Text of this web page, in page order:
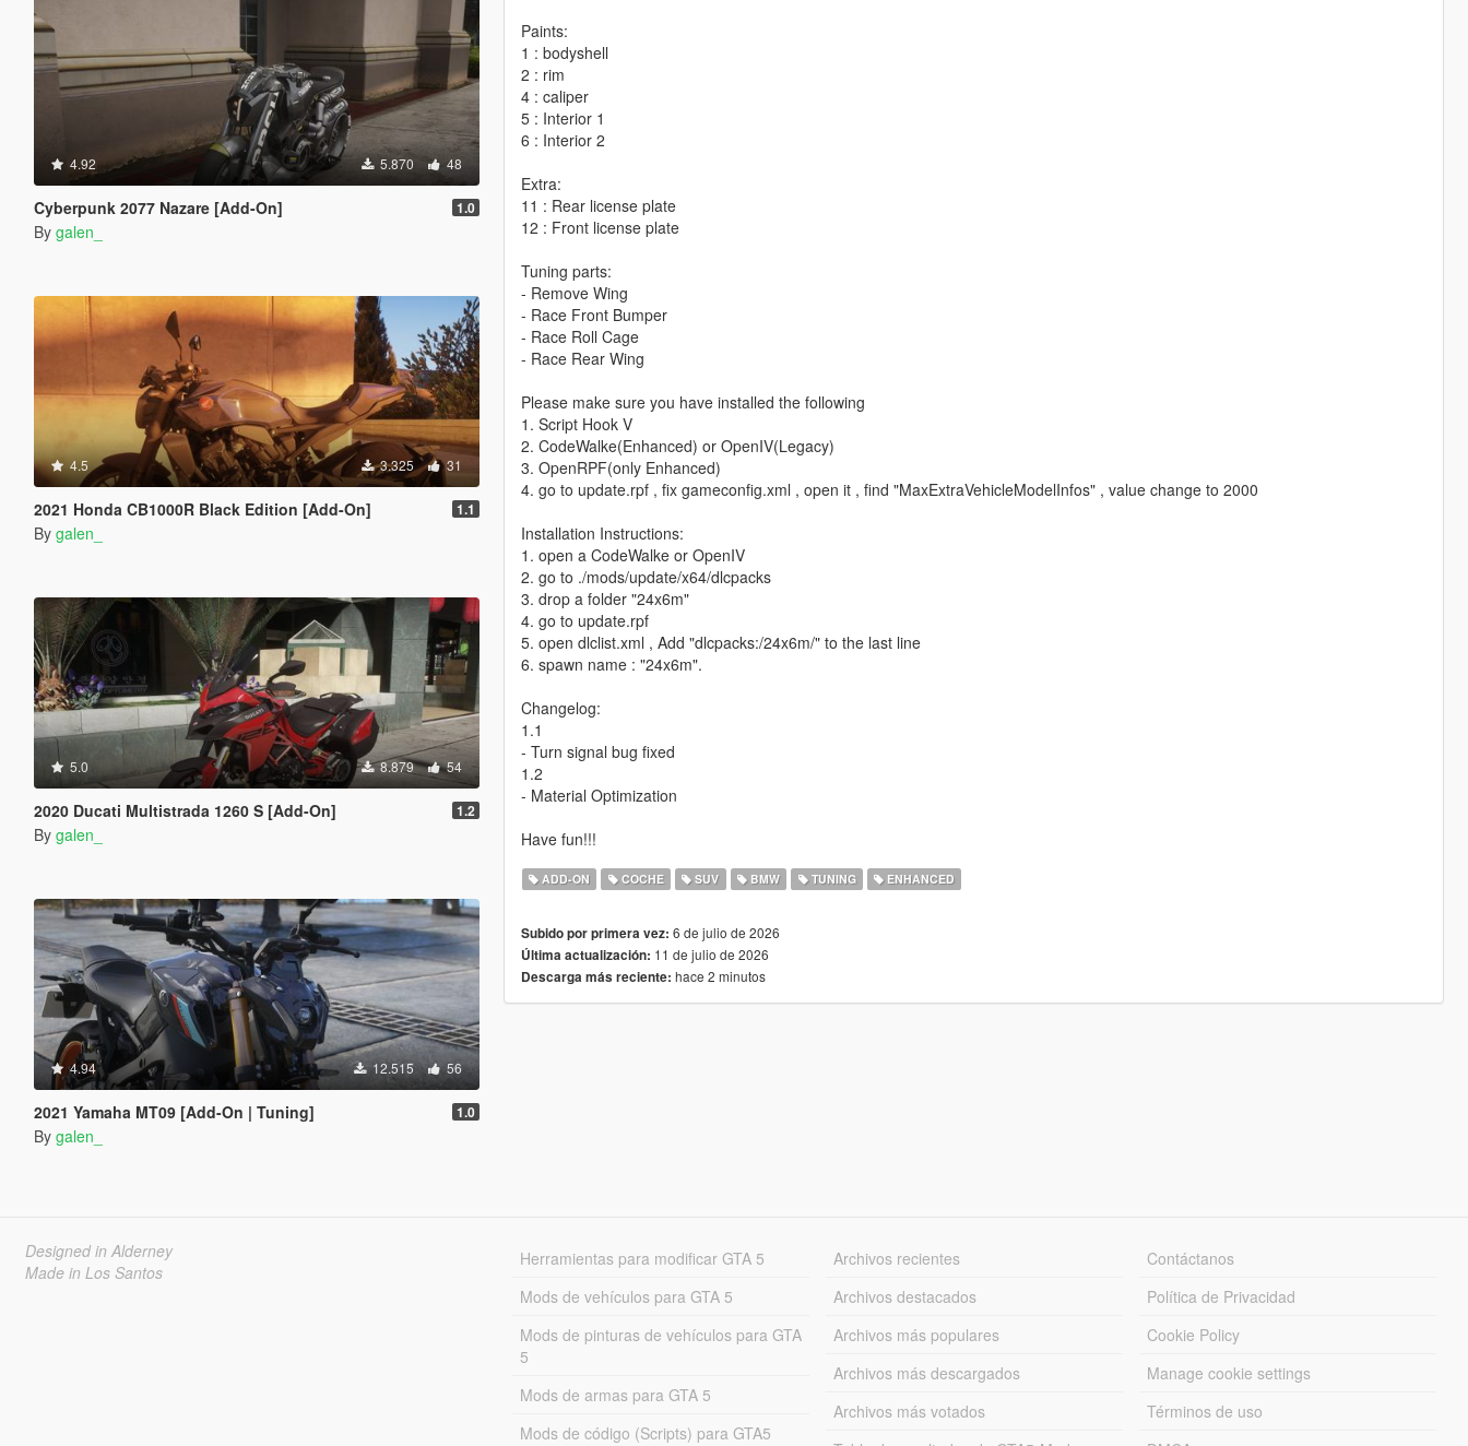
4.92 5.870 48
Cyberpunk 2077 Nazare [Add-On] 1.0
By galen_
4.5 3.325 31
2021 Honda CB1000R Black Edition [Add-On] 1.1
By galen_
5.0 8.879 54
2020 Ducati Multistrada 1260 S [Add-On] 1.2
By galen_
4.94 12.515 56
2021 Yamaha MT09 [Add-On | Tuning] 1.0
By galen_
Paints:
1 : bodyshell
2 : rim
4 : caliper
5 : Interior 1
6 : Interior 2
Extra:
11 : Rear license plate
12 : Front license plate
Tuning parts:
- Remove Wing
- Race Front Bumper
- Race Roll Cage
- Race Rear Wing
Please make sure you have installed the following
1. Script Hook V
2. CodeWalke(Enhanced) or OpenIV(Legacy)
3. OpenRPF(only Enhanced)
4. go to update.rpf , fix gameconfig.xml , open it , find "MaxExtraVehicleModelInfos" , value change to 2000
Installation Instructions:
1. open a CodeWalke or OpenIV
2. go to ./mods/update/x64/dlcpacks
3. drop a folder "24x6m"
4. go to update.rpf
5. open dlclist.xml , Add "dlcpacks:/24x6m/" to the last line
6. spawn name : "24x6m".
Changelog:
1.1
- Turn signal bug fixed
1.2
- Material Optimization
Have fun!!!
ADD-ON COCHE SUV BMW TUNING ENHANCED
Subido por primera vez: 6 de julio de 2026
Última actualización: 11 de julio de 2026
Descarga más reciente: hace 2 minutos
Designed in Alderney
Made in Los Santos
Herramientas para modificar GTA 5
Mods de vehículos para GTA 5
Mods de pinturas de vehículos para GTA
5
Mods de armas para GTA 5
Mods de código (Scripts) para GTA5
Archivos recientes
Archivos destacados
Archivos más populares
Archivos más descargados
Archivos más votados
Contáctanos
Política de Privacidad
Cookie Policy
Manage cookie settings
Términos de uso